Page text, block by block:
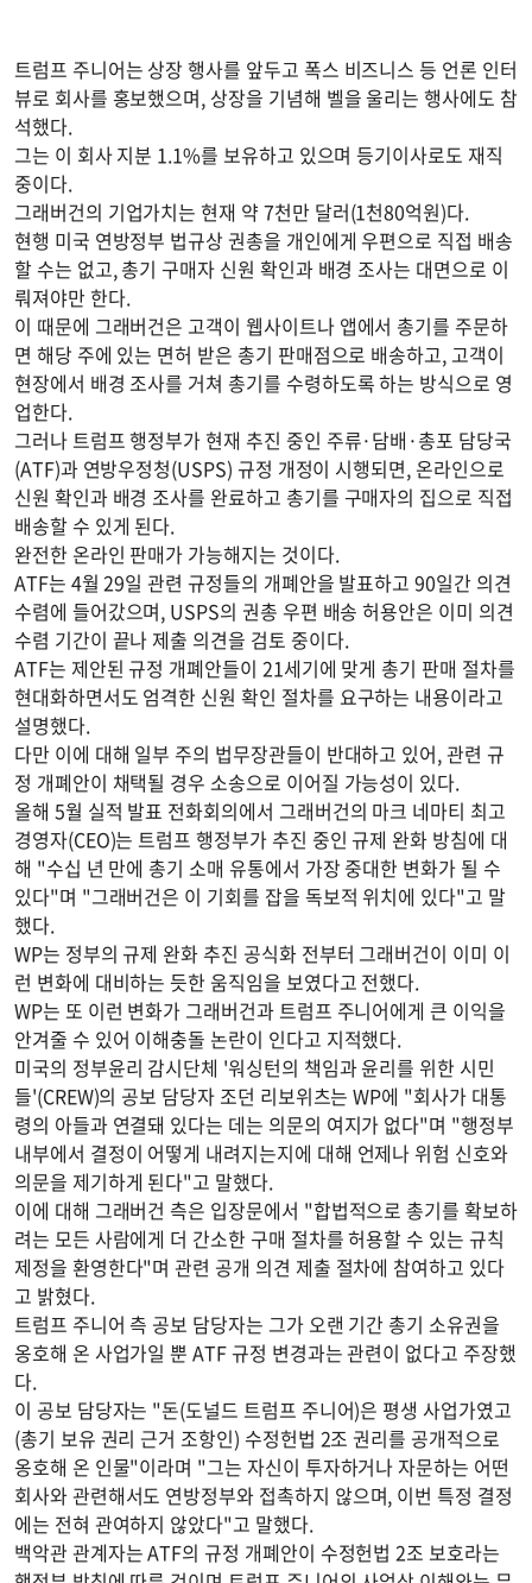
트럼프 주니어는 상장 행사를 앞두고 폭스 비즈니스 등 언론 인터
뷰로 회사를 홍보했으며, 상장을 기념해 벨을 울리는 행사에도 참
석했다.
그는 이 회사 지분 1.1%를 보유하고 있으며 등기이사로도 재직
중이다.
그래버건의 기업가치는 현재 약 7천만 달러(1천80억원)다.
현행 미국 연방정부 법규상 권총을 개인에게 우편으로 직접 배송
할 수는 없고, 총기 구매자 신원 확인과 배경 조사는 대면으로 이
뤄져야만 한다.
이 때문에 그래버건은 고객이 웹사이트나 앱에서 총기를 주문하
면 해당 주에 있는 면허 받은 총기 판매점으로 배송하고, 고객이
현장에서 배경 조사를 거쳐 총기를 수령하도록 하는 방식으로 영
업한다.
그러나 트럼프 행정부가 현재 추진 중인 주류·담배·총포 담당국
(ATF)과 연방우정청(USPS) 규정 개정이 시행되면, 온라인으로
신원 확인과 배경 조사를 완료하고 총기를 구매자의 집으로 직접
배송할 수 있게 된다.
완전한 온라인 판매가 가능해지는 것이다.
ATF는 4월 29일 관련 규정들의 개폐안을 발표하고 90일간 의견
수렴에 들어갔으며, USPS의 권총 우편 배송 허용안은 이미 의견
수렴 기간이 끝나 제출 의견을 검토 중이다.
ATF는 제안된 규정 개폐안들이 21세기에 맞게 총기 판매 절차를
현대화하면서도 엄격한 신원 확인 절차를 요구하는 내용이라고
설명했다.
다만 이에 대해 일부 주의 법무장관들이 반대하고 있어, 관련 규
정 개폐안이 채택될 경우 소송으로 이어질 가능성이 있다.
올해 5월 실적 발표 전화회의에서 그래버건의 마크 네마티 최고
경영자(CEO)는 트럼프 행정부가 추진 중인 규제 완화 방침에 대
해 "수십 년 만에 총기 소매 유통에서 가장 중대한 변화가 될 수
있다"며 "그래버건은 이 기회를 잡을 독보적 위치에 있다"고 말
했다.
WP는 정부의 규제 완화 추진 공식화 전부터 그래버건이 이미 이
런 변화에 대비하는 듯한 움직임을 보였다고 전했다.
WP는 또 이런 변화가 그래버건과 트럼프 주니어에게 큰 이익을
안겨줄 수 있어 이해충돌 논란이 인다고 지적했다.
미국의 정부윤리 감시단체 '워싱턴의 책임과 윤리를 위한 시민
들'(CREW)의 공보 담당자 조던 리보위츠는 WP에 "회사가 대통
령의 아들과 연결돼 있다는 데는 의문의 여지가 없다"며 "행정부
내부에서 결정이 어떻게 내려지는지에 대해 언제나 위험 신호와
의문을 제기하게 된다"고 말했다.
이에 대해 그래버건 측은 입장문에서 "합법적으로 총기를 확보하
려는 모든 사람에게 더 간소한 구매 절차를 허용할 수 있는 규칙
제정을 환영한다"며 관련 공개 의견 제출 절차에 참여하고 있다
고 밝혔다.
트럼프 주니어 측 공보 담당자는 그가 오랜 기간 총기 소유권을
옹호해 온 사업가일 뿐 ATF 규정 변경과는 관련이 없다고 주장했
다.
이 공보 담당자는 "돈(도널드 트럼프 주니어)은 평생 사업가였고
(총기 보유 권리 근거 조항인) 수정헌법 2조 권리를 공개적으로
옹호해 온 인물"이라며 "그는 자신이 투자하거나 자문하는 어떤
회사와 관련해서도 연방정부와 접촉하지 않으며, 이번 특정 결정
에는 전혀 관여하지 않았다"고 말했다.
백악관 관계자는 ATF의 규정 개폐안이 수정헌법 2조 보호라는